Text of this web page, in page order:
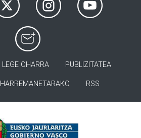
LEGE OHARRA PUBLIZITATEA
HARREMANETARAKO RSS